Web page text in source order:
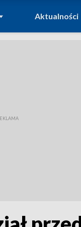
DO
Aktualności